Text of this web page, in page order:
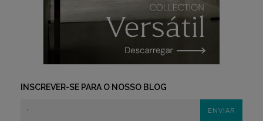
INSCREVER-SE PARA O NOSSO BLOG